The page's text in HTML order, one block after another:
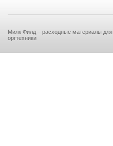
Милк Филд – расходные материалы для
оргтехники